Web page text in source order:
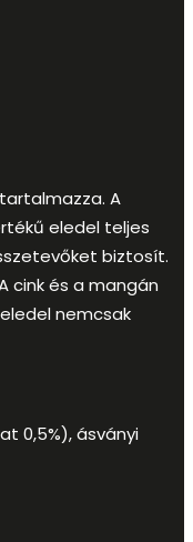
A
eledel teljes
biztosít.
cink és a mangán
nemcsak
0,5%), ásványi